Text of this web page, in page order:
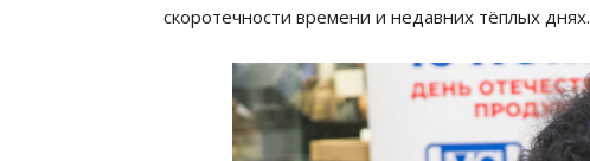
скоротечности времени и недавних тёплых днях.